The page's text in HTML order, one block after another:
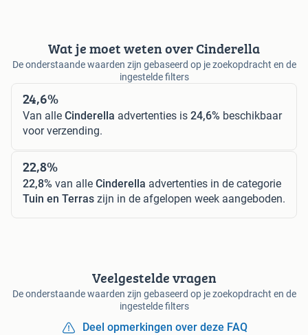
Wat je moet weten over Cinderella
De onderstaande waarden zijn gebaseerd op je zoekopdracht en de
ingestelde filters
24,6%
Van alle Cinderella advertenties is 24,6% beschikbaar
voor verzending.
22,8%
22,8% van alle Cinderella advertenties in de categorie
Tuin en Terras zijn in de afgelopen week aangeboden.
Veelgestelde vragen
De onderstaande waarden zijn gebaseerd op je zoekopdracht en de
ingestelde filters
Deel opmerkingen over deze FAQ